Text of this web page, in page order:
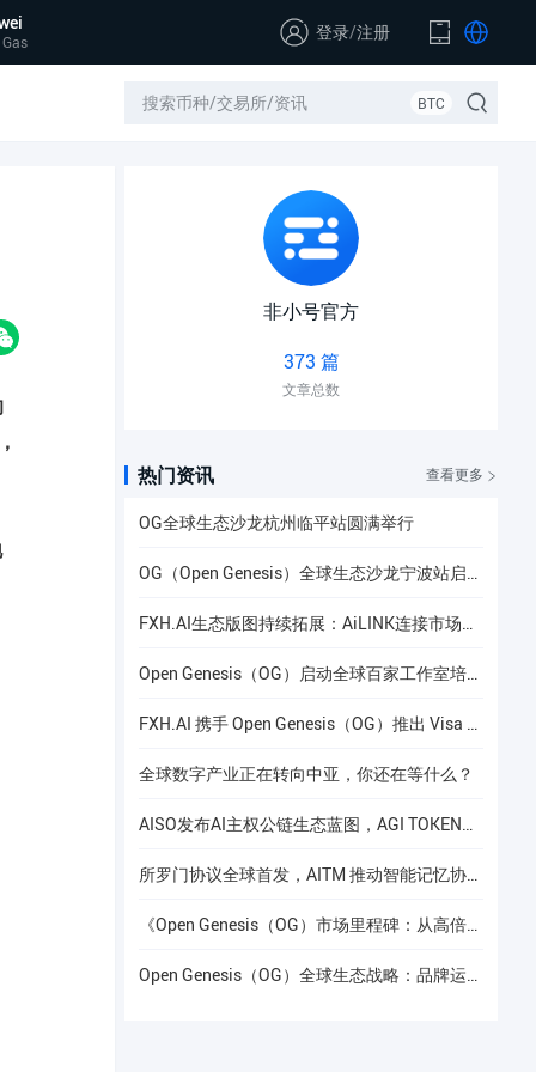
登录/注册
BTC
非小号官方
373 篇
文章总数
热门资讯 查看更多
OG全球生态沙龙杭州临平站圆满举行
OG（Open Genesis）全球生态沙龙宁波站启幕，聚焦AI × Web3共识与应用落地
FXH.AI生态版图持续拓展：AiLINK连接市场数据、AI洞察与安全协作
Open Genesis（OG）启动全球百家工作室培养计划
FXH.AI 携手 Open Genesis（OG）推出 Visa 联名实体卡
全球数字产业正在转向中亚，你还在等什么？
AISO发布AI主权公链生态蓝图，AGI TOKEN计划于12月24日上线Gate.io
所罗门协议全球首发，AITM 推动智能记忆协议进入全球协作阶段
《Open Genesis（OG）市场里程碑：从高倍增长到共识流动性的价值重构》
Open Genesis（OG）全球生态战略：品牌运营赋能下的线下共识网络建设